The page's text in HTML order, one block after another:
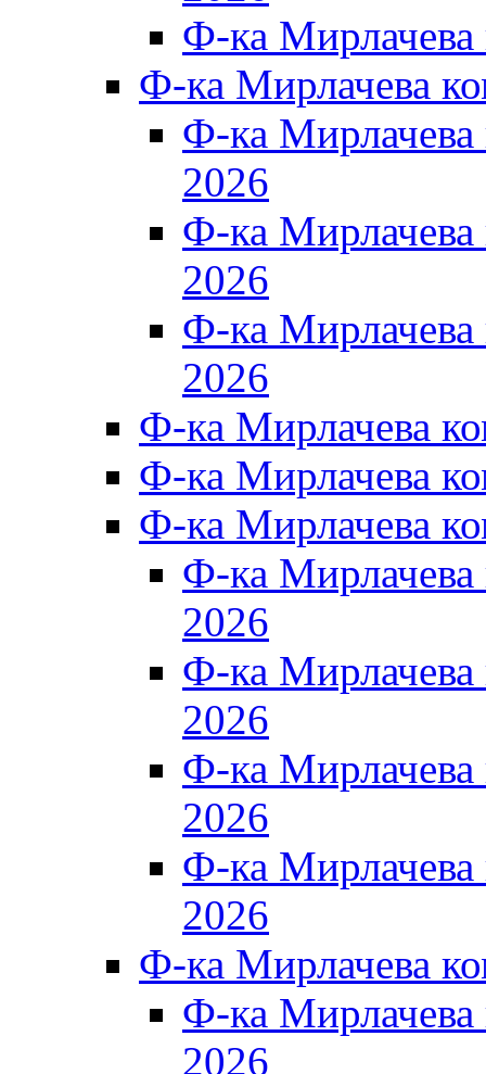
Ф-ка
Ф-ка Мирлачева
Ф-ка
2026
Ф-ка
2026
Ф-ка
2026
Ф-ка Мирлачева
Ф-ка Мирлачева
Ф-ка Мирлачева
Ф-ка
2026
Ф-ка
2026
Ф-ка
2026
Ф-ка
2026
Ф-ка Мирлачева
Ф-ка
2026